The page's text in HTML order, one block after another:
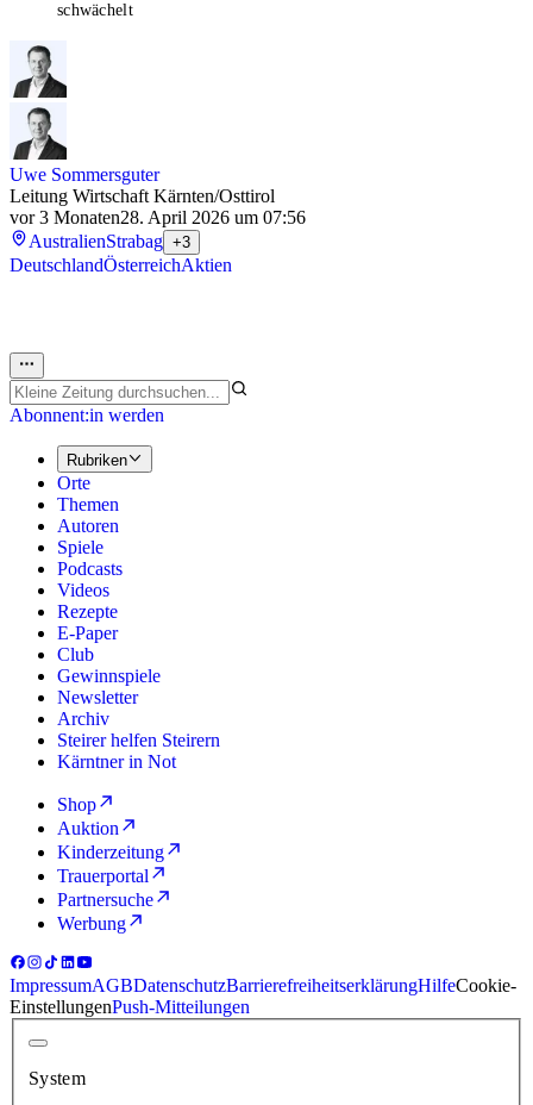
schwächelt
Uwe Sommersguter
Leitung Wirtschaft Kärnten/Osttirol
vor 3 Monaten28. April 2026 um 07:56
AustralienStrabag +3
DeutschlandÖsterreichAktien
Abonnent:in werden
Rubriken
Orte
Themen
Autoren
Spiele
Podcasts
Videos
Rezepte
E-Paper
Club
Gewinnspiele
Newsletter
Archiv
Steirer helfen Steirern
Kärntner in Not
Shop
Auktion
Kinderzeitung
Trauerportal
Partnersuche
Werbung
ImpressumAGBDatenschutzBarrierefreiheitserklärungHilfeCookie-
EinstellungenPush-Mitteilungen
System